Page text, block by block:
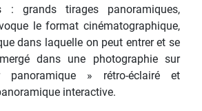
: grands tirages panoramiques,
le format cinématographique,
dans laquelle on peut entrer et se
dans une photographie sur
panoramique » rétro-éclairé et
interactive.